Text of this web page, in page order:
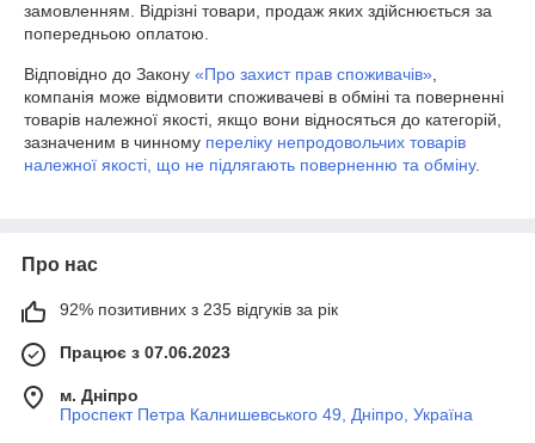
замовленням. Відрізні товари, продаж яких здійснюється за
попередньою оплатою.
Відповідно до Закону «Про захист прав споживачів»
компанія може відмовити споживачеві в обміні та поверненні
товарів належної якості, якщо вони відносяться до категорій,
зазначеним в чинному переліку непродовольчих товарів
належної якості, що не підлягають поверненню та обміну.
Про нас
92% позитивних з 235 відгуків за рік
Працює з 07.06.2023
м. Дніпро
Проспект Петра Калнишевського 49, Дніпро, Україна